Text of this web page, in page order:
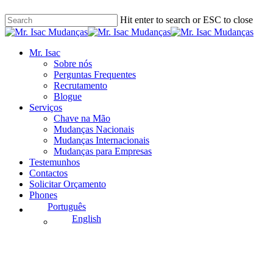
to
main
Hit enter to search or ESC to close
Close
Menu
Mr. Isac
Sobre nós
Perguntas Frequentes
Recrutamento
Blogue
Serviços
Chave na Mão
Mudanças Nacionais
Mudanças Internacionais
Mudanças para Empresas
Testemunhos
Contactos
Solicitar Orçamento
Phones
Português
English